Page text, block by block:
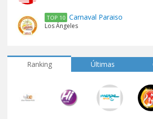
TOP 10 Carnaval Paraiso
Los Ángeles
Ranking Últimas